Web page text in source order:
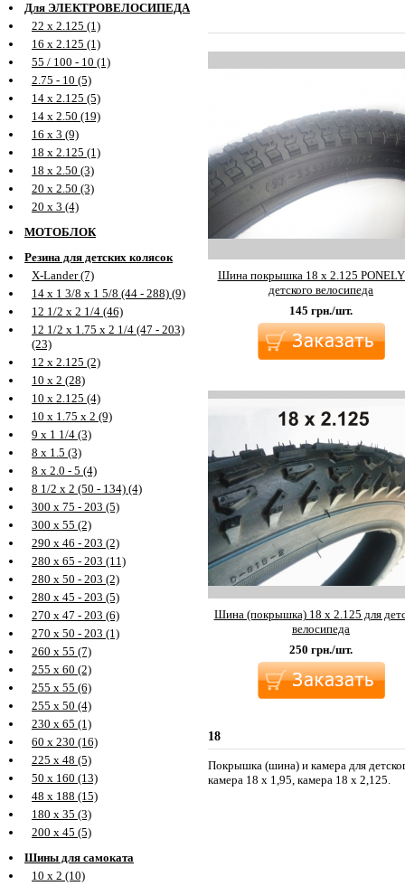
Для ЭЛЕКТРОВЕЛОСИПЕДА
22 х 2.125 (1)
16 х 2.125 (1)
55 / 100 - 10 (1)
2.75 - 10 (5)
14 х 2.125 (5)
14 х 2.50 (19)
16 х 3 (9)
18 х 2.125 (1)
18 х 2.50 (3)
20 х 2.50 (3)
20 х 3 (4)
МОТОБЛОК
Резина для детских колясок
X-Lander (7)
14 х 1 3/8 х 1 5/8 (44 - 288) (9)
12 1/2 х 2 1/4 (46)
12 1/2 х 1.75 х 2 1/4 (47 - 203)
(23)
12 х 2.125 (2)
10 х 2 (28)
10 х 2.125 (4)
10 х 1.75 х 2 (9)
9 х 1 1/4 (3)
8 х 1.5 (3)
8 х 2.0 - 5 (4)
8 1/2 х 2 (50 - 134) (4)
300 х 75 - 203 (5)
300 х 55 (2)
290 х 46 - 203 (2)
280 х 65 - 203 (11)
280 х 50 - 203 (2)
280 х 45 - 203 (5)
270 х 47 - 203 (6)
270 х 50 - 203 (1)
260 х 55 (7)
255 х 60 (2)
255 х 55 (6)
255 х 50 (4)
230 х 65 (1)
60 х 230 (16)
225 х 48 (5)
50 х 160 (13)
48 х 188 (15)
180 х 35 (3)
200 х 45 (5)
Шины для самоката
10 х 2 (10)
Шина покрышка 18 х 2.125 PONELY
детского велосипеда
145 грн./шт.
Шина (покрышка) 18 х 2.125 для
велосипеда
250 грн./шт.
18
Покрышка (шина) и камера для
камера 18 х 1,95, камера 18 х 2,125.